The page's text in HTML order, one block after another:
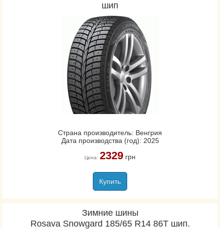
шип
Страна производитель: Венгрия
Дата производства (год): 2025
Цена: 2329грн
Купить
Зимние шины
Rosava Snowgard 185/65 R14 86T шип.